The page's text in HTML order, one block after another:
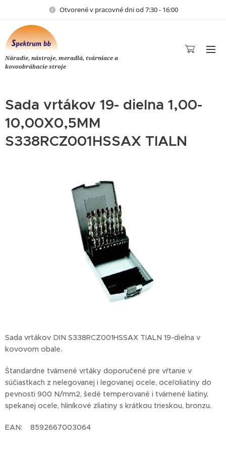
Otvorené v pracovné dni od 7:30 - 16:00
Náradie, nástroje, meradlá, tvárniace a
kovoobrábacie stroje
Sada vrtákov 19- dielna 1,00-
10,00X0,5MM
S338RCZ001HSSAX TIALN
Sada vrtákov DIN S338RCZ001HSSAX TIALN 19-dielna v
kovovom obale.
Štandardne tvárnené vrtáky doporučené pre vŕtanie v
súčiastkach z nelegovanej i legovanej ocele, oceľoliatiny do
pevnosti 900 N/mm2, šedé temperované i tvárnené liatiny,
spekanej ocele, hliníkové zliatiny s krátkou trieskou, bronzu.
EAN: 8592667003064